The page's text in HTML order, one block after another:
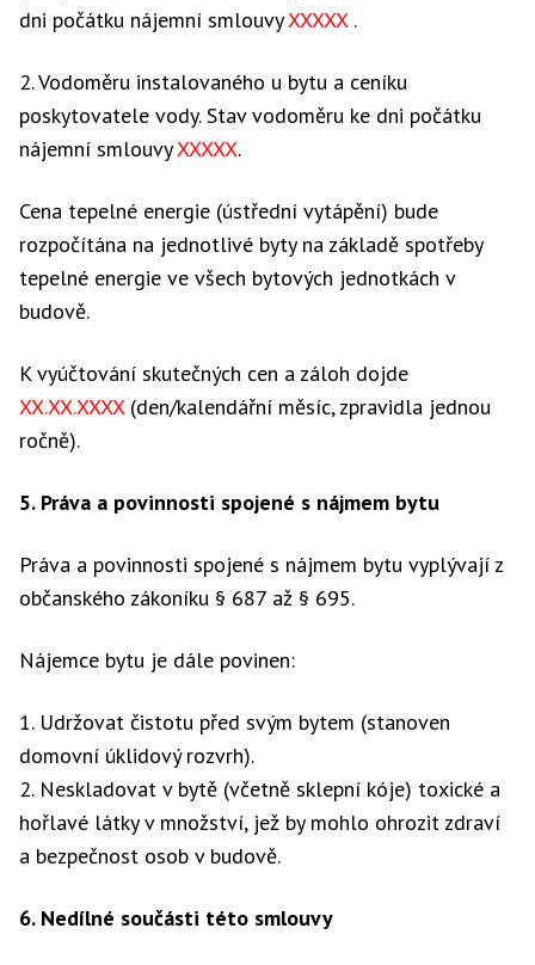
dni počátku nájemní smlouvyXXXXX .
2. Vodoměru instalovaného u bytu a ceníku
poskytovatele vody. Stav vodoměru ke dni počátku
nájemní smlouvyXXXXX.
Cena tepelné energie (ústřední vytápění) bude
rozpočítána na jednotlivé byty na základě spotřeby
tepelné energie ve všech bytových jednotkách v
budově.
K vyúčtování skutečných cen a záloh dojde
XX.XX.XXXX(den/kalendářní měsíc, zpravidla jednou
ročně).
5. Práva a povinnosti spojené s nájmem bytu
Práva a povinnosti spojené s nájmem bytu vyplývají z
občanského zákoníku § 687 až § 695.
Nájemce bytu je dále povinen:
1. Udržovat čistotu před svým bytem (stanoven
domovní úklidový rozvrh).
2. Neskladovat v bytě (včetně sklepní kóje) toxické a
hořlavé látky v množství, jež by mohlo ohrozit zdraví
a bezpečnost osob v budově.
6. Nedílné součásti této smlouvy